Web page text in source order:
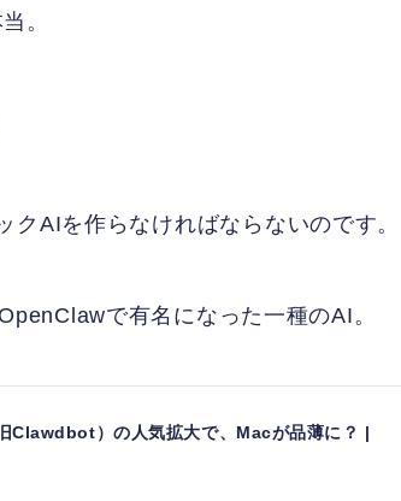
。
AIを作らなければならないのです。
で有名になった一種のAI。
Clawdbot）の人気拡大で、Macが品薄に？ |